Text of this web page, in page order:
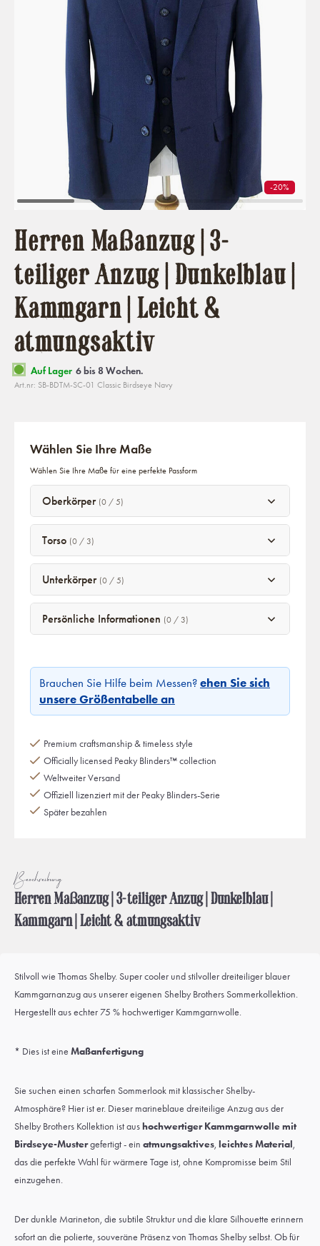
-20%
Herren Maßanzug | 3-
teiliger Anzug | Dunkelblau |
Kammgarn | Leicht &
atmungsaktiv
Auf Lager 6 bis 8 Wochen.
Art.nr: SB-BDTM-SC-01 Classic Birdseye Navy
Wählen Sie Ihre Maße
Wählen Sie Ihre Maße für eine perfekte Passform
Oberkörper (0 / 5)
Torso (0 / 3)
Unterkörper (0 / 5)
Persönliche Informationen (0 / 3)
Brauchen Sie Hilfe beim Messen? ehen Sie sich
unsere Größentabelle an
Premium craftsmanship & timeless style
Officially licensed Peaky Blinders™ collection
Weltweiter Versand
Offiziell lizenziert mit der Peaky Blinders-Serie
Später bezahlen
Beschreibung
Herren Maßanzug | 3-teiliger Anzug | Dunkelblau |
Kammgarn | Leicht & atmungsaktiv
Stilvoll wie Thomas Shelby. Super cooler und stilvoller dreiteiliger blauer
Kammgarnanzug aus unserer eigenen Shelby Brothers Sommerkollektion.
Hergestellt aus echter 75 % hochwertiger Kammgarnwolle.
* Dies ist eine Maßanfertigung
Sie suchen einen scharfen Sommerlook mit klassischer Shelby-
Atmosphäre? Hier ist er. Dieser marineblaue dreiteilige Anzug aus der
Shelby Brothers Kollektion ist aushochwertiger Kammgarnwolle mit
Birdseye-Mustergefertigt - ein atmungsaktives, leichtes Material,
das die perfekte Wahl für wärmere Tage ist, ohne Kompromisse beim Stil
einzugehen.
Der dunkle Marineton, die subtile Struktur und die klare Silhouette erinnern
sofort an die polierte, souveräne Präsenz von Thomas Shelby selbst. Ob für